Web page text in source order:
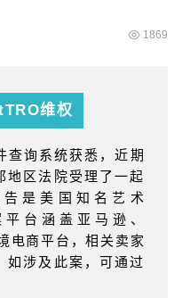
1869
TRO维权
查询系统获悉，近期
地区法院受理了一起
是美国知名艺术
平台涵盖亚马逊、
电商平台，相关卖家
如涉及此案，可通过